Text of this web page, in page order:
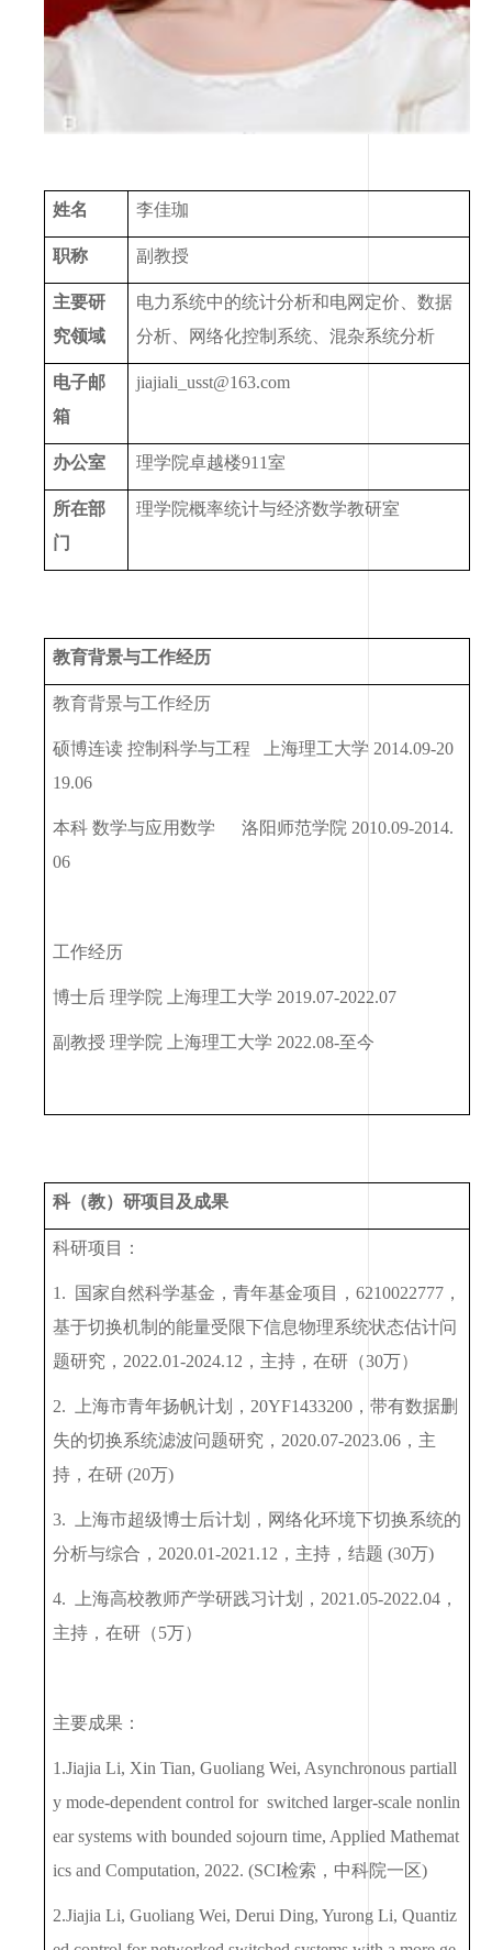
姓名 李佳珈
职称 副教授
主要研
究领域
电力系统中的统计分析和电网定价、数据
分析、网络化控制系统、混杂系统分析
电子邮
箱
jiajiali_usst@163.com
办公室 理学院卓越楼911室
所在部
门
理学院概率统计与经济数学教研室
教育背景与工作经历
教育背景与工作经历
硕博连读 控制科学与工程 上海理工大学 2014.09-20
19.06
本科 数学与应用数学 洛阳师范学院 2010.09-2014.
06
工作经历
博士后 理学院 上海理工大学 2019.07-2022.07
副教授 理学院 上海理工大学 2022.08-至今
科（教）研项目及成果
科研项目：
1. 国家自然科学基金，青年基金项目， 6210022777 ，
基于切换机制的能量受限下信息物理系统状态估计问
题研究， 2022.01-2024.12 ，主持，在研（30万）
2. 上海市青年扬帆计划， 20YF1433200 ，带有数据删
失的切换系统滤波问题研究， 2020.07-2023.06 ，主
持，在研 (20万)
3.
上海市超级博士后计划，网络化环境下切换系统的
分析与综合， 2020.01-2021.12 ，主持，结题 (30万)
4. 上海高校教师产学研践习计划， 2021.05-2022.04 ，
主持，在研（5万）
主要成果：
1.Jiajia Li, Xin Tian, Guoliang Wei, Asynchronous partiall
y mode-dependent control for switched larger-scale nonlin
ear systems with bounded sojourn time, Applied Mathemat
ics and Computation, 2022. (SCI检索，中科院一区)
2.Jiajia Li, Guoliang Wei, Derui Ding, Yurong Li, Quantiz